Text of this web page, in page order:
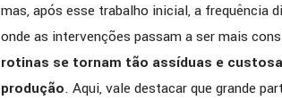
mas, após esse trabalho inicial, a frequência
onde as intervenções passam a ser mais
rotinas se tornam tão assíduas e
produção. Aqui, vale destacar que grande